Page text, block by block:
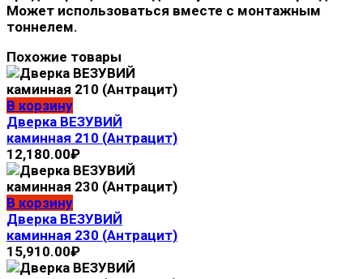
Может использоваться вместе с монтажным
тоннелем.
Похожие товары
В корзину
Дверка ВЕЗУВИЙ
каминная 210 (Антрацит)
12,180.00₽
В корзину
Дверка ВЕЗУВИЙ
каминная 230 (Антрацит)
15,910.00₽